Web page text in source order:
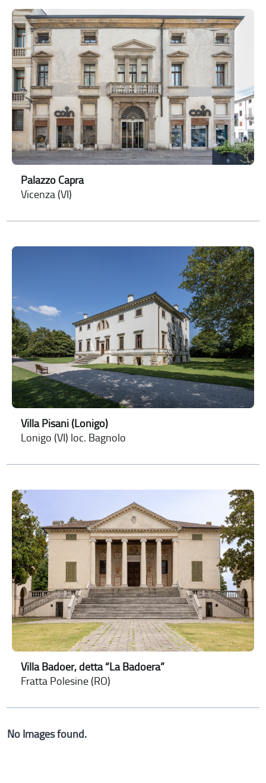
Palazzo Capra
Vicenza (VI)
Villa Pisani (Lonigo)
Lonigo (VI) loc. Bagnolo
Villa Badoer, detta “La Badoera”
Fratta Polesine (RO)
No Images found.